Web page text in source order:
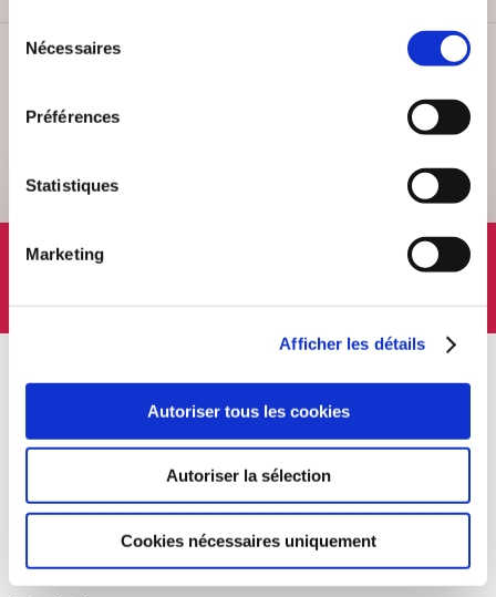
Nécessaires
Préférences
Statistiques
Marketing
Afficher les détails
Autoriser tous les cookies
Autoriser la sélection
Cookies nécessaires uniquement
À PROPOS
L'auto-édition
Nos services aux auteurs
LIBRAIRIE
OFFRES
Remises quantités -42%
Avantages libraires -30%
Parrainage : partagez 5€
Programme de fidélité
.